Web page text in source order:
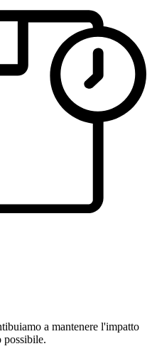
a mantenere l'impatto
possibile.